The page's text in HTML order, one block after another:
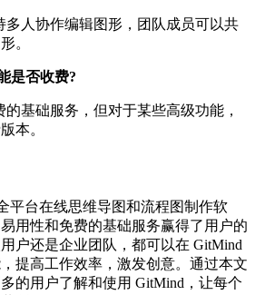
多人协作编辑图形，团队成员可以共
。
是否收费?
基础服务，但对于某些高级功能，
本。
平台在线思维导图和流程图制作软
用性和免费的基础服务赢得了用户的
户还是企业团队，都可以在 GitMind
提高工作效率，激发创意。通过本文
的用户了解和使用 GitMind，让每个